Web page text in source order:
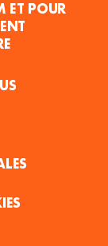
ET POUR